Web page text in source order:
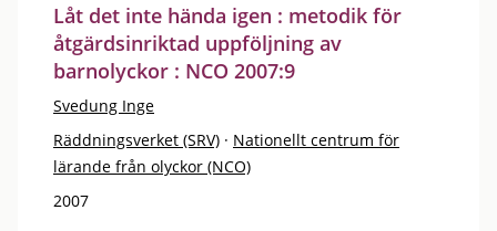
Låt det inte hända igen : metodik för
åtgärdsinriktad uppföljning av
barnolyckor : NCO 2007:9
Svedung Inge
Räddningsverket (SRV) · Nationellt centrum för
lärande från olyckor (NCO)
2007